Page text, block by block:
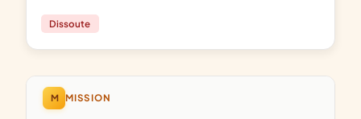
Dissoute
M MISSION